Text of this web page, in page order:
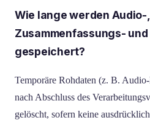
Wie lange werden
Zusammenfassungs-
gespeichert?
Temporäre Rohdaten (z. B.
nach Abschluss des
gelöscht, sofern keine